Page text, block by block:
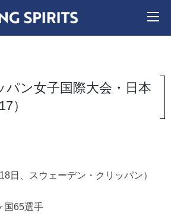
パン女子国際大会・日本
）
日、スウェーデン・クリッパン）
65選手